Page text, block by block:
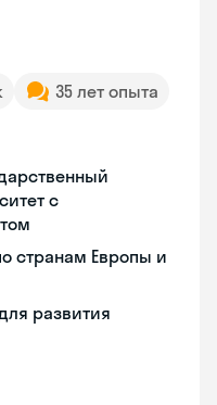
35 лет опыта
с
странам Европы и
развития